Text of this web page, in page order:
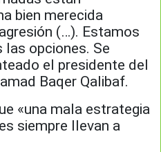
bien merecida
(…). Estamos
las opciones. Se
el presidente del
Baqer Qalibaf.
«una mala estrategia
siempre llevan a